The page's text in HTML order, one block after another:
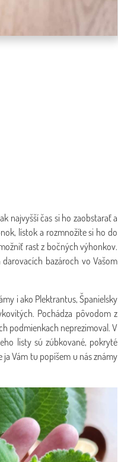
najvyšší čas si ho zaobstarať a
lístok a rozmnožíte si ho do
rast z bočných výhonkov.
bazároch vo Vašom
i ako Plektrantus, Španielsky
Pochádza pôvodom z
podmienkach neprezimoval. V
listy sú zúbkované, pokryté
Vám tu popíšem u nás známy